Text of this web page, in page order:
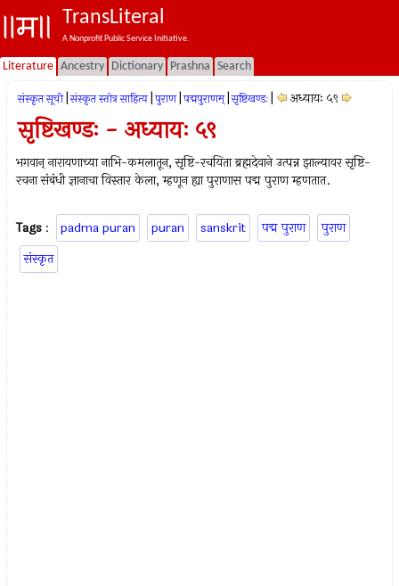
TransLiteral
A Nonprofit Public Service Initiative.
Literature Ancestry Dictionary Prashna Search
संस्कृत सूची संस्कृत स्तोत्र साहित्य पुराण पद्मपुराणम् सृष्टिखण्डः अध्यायः ५९
सृष्टिखण्डः - अध्यायः ५९
भगवान् नारायणाच्या नाभि-कमलातून, सृष्टि-रचयिता ब्रह्मदेवाने उत्पन्न झाल्यावर सृष्टि-
रचना संबंधी ज्ञानाचा विस्तार केला, म्हणून ह्या पुराणास पद्म पुराण म्हणतात.
Tags : padma puran puran sanskrit पद्म पुराण
पुराण
संस्कृत